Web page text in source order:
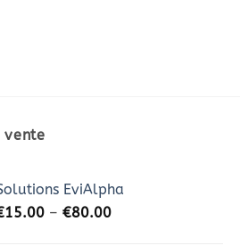
EviAlpha
15.00 – €80.00